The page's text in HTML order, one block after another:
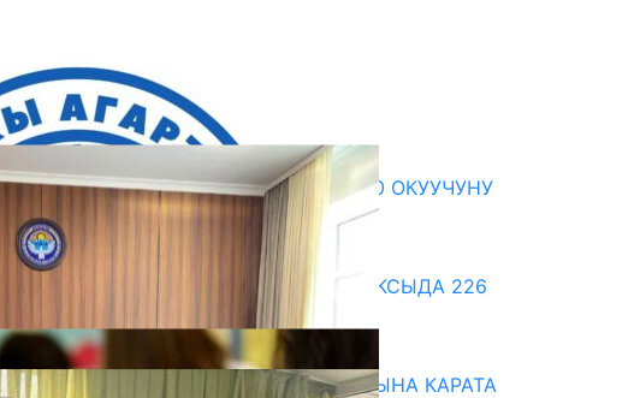
Акыркы жаңылыктар
ЖЕКЕ МЕНЧИК МЕКТЕП 2300 ОКУУЧУНУ
КАНТИП «ОКУТКАН»?
ДООР ӨЗГӨРТКӨН БИЛИМ: АКСЫДА 226
МУГАЛИМ ОКУУДАН ӨТТҮ
07.08.2026
НАРЫНДА ЖАҢЫ ОКУУ ЖЫЛЫНА КАРАТА